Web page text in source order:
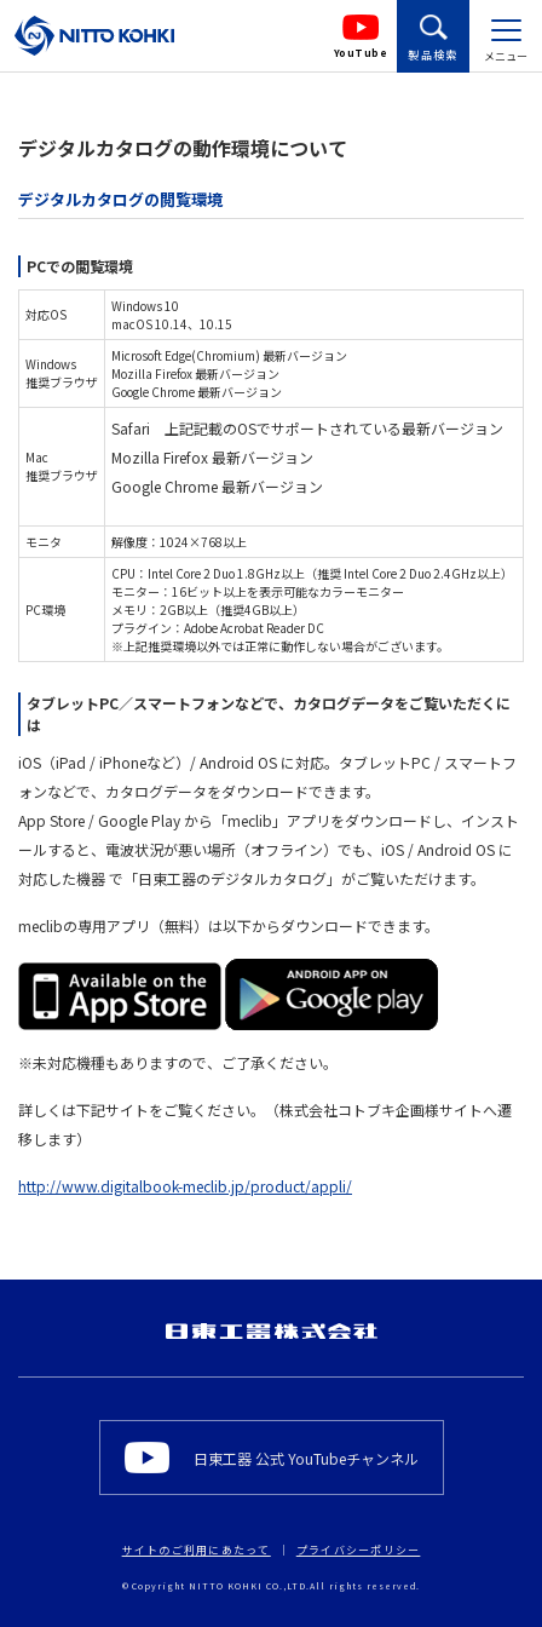
YouTube 製品検索 メニュー
デジタルカタログの動作環境について
デジタルカタログの閲覧環境
PCでの閲覧環境
対応OS
Windows 10
macOS 10.14、10.15
Windows
推奨ブラウザ
Microsoft Edge(Chromium) 最新バージョン
Mozilla Firefox 最新バージョン
Google Chrome 最新バージョン
Mac
推奨ブラウザ
Safari 上記記載のOSでサポートされている最新バージョン
Mozilla Firefox 最新バージョン
Google Chrome 最新バージョン
モニタ 解像度：1024×768以上
PC環境
CPU：Intel Core 2 Duo 1.8GHz以上（推奨 Intel Core 2 Duo 2.4GHz以上）
モニター：16ビット以上を表示可能なカラーモニター
メモリ：2GB以上（推奨4GB以上）
プラグイン：Adobe Acrobat Reader DC
※上記推奨環境以外では正常に動作しない場合がございます。
タブレットPC／スマートフォンなどで、カタログデータをご覧いただくに
は
iOS（iPad / iPhoneなど）/ Android OS に対応。タブレットPC / スマートフ
ォンなどで、カタログデータをダウンロードできます。
App Store / Google Play から「meclib」アプリをダウンロードし、インスト
ールすると、電波状況が悪い場所（オフライン）でも、iOS / Android OS に
対応した機器 で「日東工器のデジタルカタログ」がご覧いただけます。
meclibの専用アプリ（無料）は以下からダウンロードできます。
※未対応機種もありますので、ご了承ください。
詳しくは下記サイトをご覧ください。（株式会社コトブキ企画様サイトへ遷
移します）
http://www.digitalbook-meclib.jp/product/appli/
日東工器 公式 YouTubeチャンネル
サイトのご利用にあたって プライバシーポリシー
© Copyright NITTO KOHKI CO.,LTD.All rights reserved.